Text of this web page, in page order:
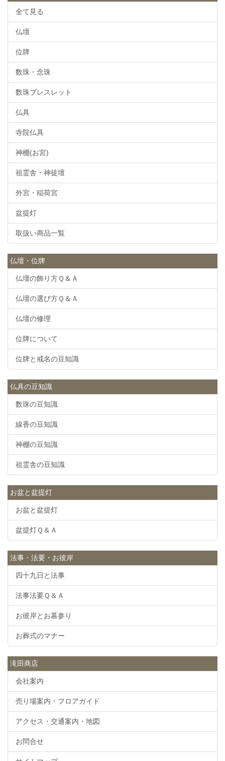
全て見る
仏壇
位牌
数珠・念珠
数珠ブレスレット
仏具
寺院仏具
神棚(お宮)
祖霊舎・神徒壇
外宮・稲荷宮
盆提灯
取扱い商品一覧
仏壇・位牌
仏壇の飾り方Ｑ＆Ａ
仏壇の選び方Ｑ＆Ａ
仏壇の修理
位牌について
位牌と戒名の豆知識
仏具の豆知識
数珠の豆知識
線香の豆知識
神棚の豆知識
祖霊舎の豆知識
お盆と盆提灯
お盆と盆提灯
盆提灯Ｑ＆Ａ
法事・法要・お彼岸
四十九日と法事
法事法要Ｑ＆Ａ
お彼岸とお墓参り
お葬式のマナー
滝田商店
会社案内
売り場案内・フロアガイド
アクセス・交通案内・地図
お問合せ